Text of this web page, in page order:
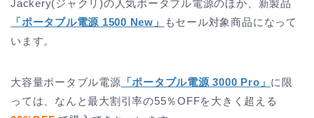
Jackery(ジャクリ)の人気ポータブル電源のほか、新製品
「ポータブル電源 1500 New」
もセール対象商品になって
います。
大容量ポータブル電源 「ポータブル電源 3000 Pro」 に限
っては、なんと最大割引率の55％OFFを大きく超える